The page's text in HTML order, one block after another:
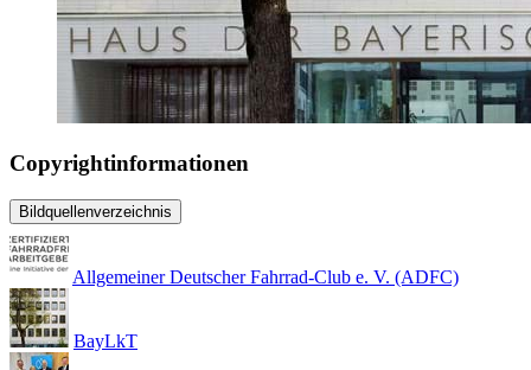
Copyrightinformationen
Bildquellenverzeichnis
Allgemeiner Deutscher Fahrrad-Club e. V. (ADFC)
BayLkT